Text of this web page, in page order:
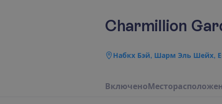
Charmillion
Набкх Бэй, Шарм Эль Шейх,
ВключеноМесторасположен